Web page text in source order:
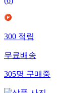
(6)
300적립
무료배송
305명구매중